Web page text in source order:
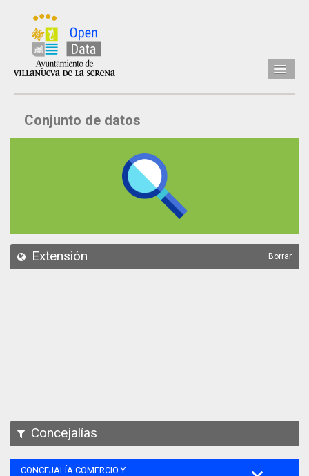
Inicio
Datos
API
Conjunto de datos
Extensión Borrar
Concejalías
CONCEJALÍA COMERCIO Y